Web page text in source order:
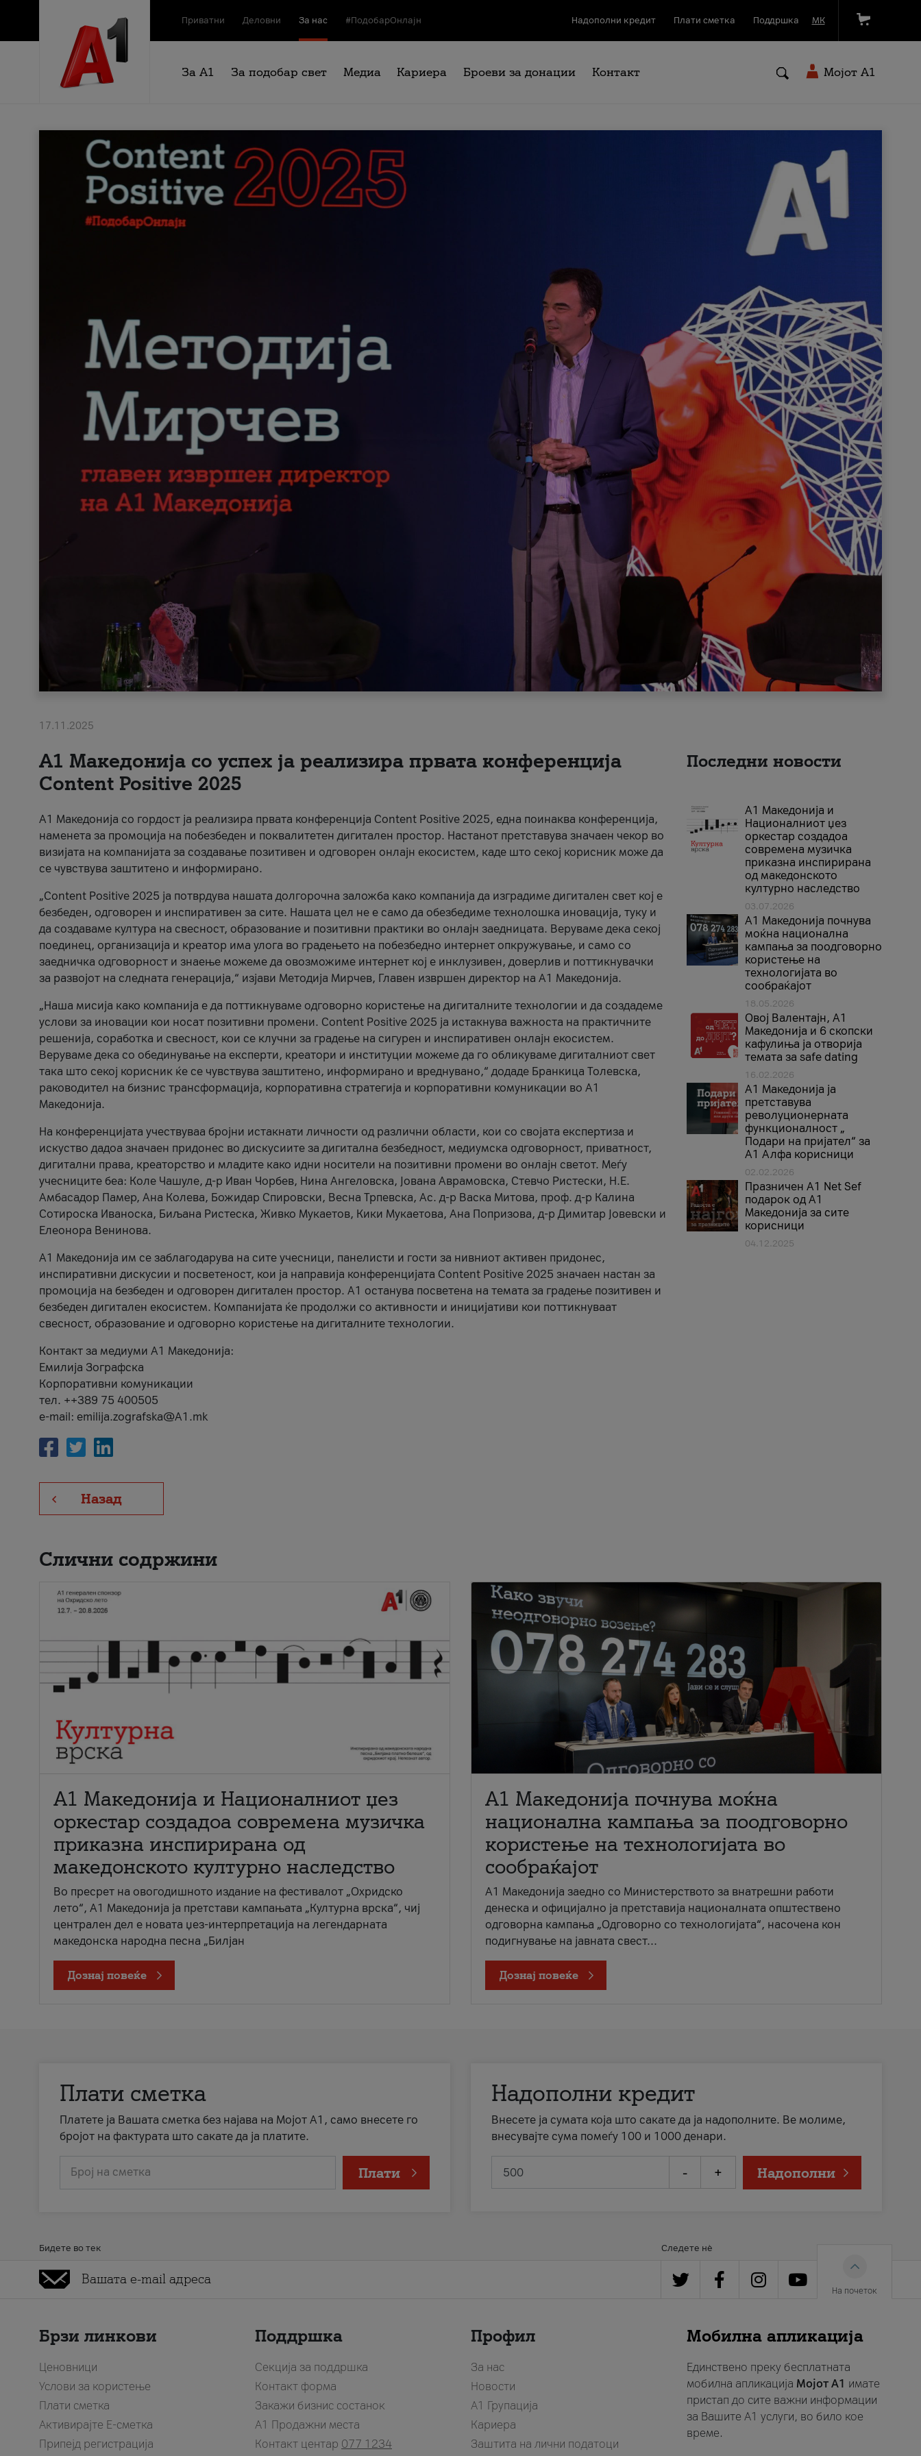
Приватни Деловни За нас #ПодобарОнлајн Надополни кредит Плати сметка Поддршка МК
За А1 За подобар свет Медиа Кариера Броеви за донации Контакт Мојот A1
17.11.2025
А1 Македонија со успех ја реализира првата конференција
Content Positive 2025
А1 Македонија со гордост ја реализира првата конференција Content Positive 2025, една поинаква конференција,
наменета за промоција на побезбеден и поквалитетен дигитален простор. Настанот претставува значаен чекор во
визијата на компанијата за создавање позитивен и одговорен онлајн екосистем, каде што секој корисник може да
се чувствува заштитено и информирано.
„Content Positive 2025 ја потврдува нашата долгорочна заложба како компанија да изградиме дигитален свет кој е
безбеден, одговорен и инспиративен за сите. Нашата цел не е само да обезбедиме технолошка иновација, туку и
да создаваме култура на свесност, образование и позитивни практики во онлајн заедницата. Веруваме дека секој
поединец, организација и креатор има улога во градењето на побезбедно интернет опкружување, и само со
заедничка одговорност и знаење можеме да овозможиме интернет кој е инклузивен, доверлив и поттикнувачки
за развојот на следната генерација,“ изјави Методија Мирчев, Главен извршен директор на А1 Македонија.
„Наша мисија како компанија е да поттикнуваме одговорно користење на дигиталните технологии и да создадеме
услови за иновации кои носат позитивни промени. Content Positive 2025 ја истакнува важноста на практичните
решенија, соработка и свесност, кои се клучни за градење на сигурен и инспиративен онлајн екосистем.
Веруваме дека со обединување на експерти, креатори и институции можеме да го обликуваме дигиталниот свет
така што секој корисник ќе се чувствува заштитено, информирано и вреднувано,“ додаде Бранкица Толевска,
раководител на бизнис трансформација, корпоративна стратегија и корпоративни комуникации во А1
Македонија.
На конференцијата учествуваа бројни истакнати личности од различни области, кои со својата експертиза и
искуство дадоа значаен придонес во дискусиите за дигитална безбедност, медиумска одговорност, приватност,
дигитални права, креаторство и младите како идни носители на позитивни промени во онлајн светот. Меѓу
учесниците беа: Коле Чашуле, д-р Иван Чорбев, Нина Ангеловска, Јована Аврамовска, Стевчо Ристески, Н.Е.
Амбасадор Памер, Ана Колева, Божидар Спировски, Весна Трпевска, Ас. д-р Васка Митова, проф. д-р Калина
Сотироска Иваноска, Биљана Ристеска, Живко Мукаетов, Кики Мукаетова, Ана Попризова, д-р Димитар Јовевски и
Елеонора Венинова.
А1 Македонија им се заблагодарува на сите учесници, панелисти и гости за нивниот активен придонес,
инспиративни дискусии и посветеност, кои ја направија конференцијата Content Positive 2025 значаен настан за
промоција на безбеден и одговорен дигитален простор. А1 останува посветена на темата за градење позитивен и
безбеден дигитален екосистем. Компанијата ќе продолжи со активности и иницијативи кои поттикнуваат
свесност, образование и одговорно користење на дигиталните технологии.
Контакт за медиуми А1 Македонија:
Емилија Зографска
Корпоративни комуникации
тел. ++389 75 400505
e-mail: emilija.zografska@A1.mk
Назад
Последни новости
А1 Македонија и
Националниот џез
оркестар создадоа
современа музичка
приказна инспирирана
од македонското
културно наследство
03.07.2026
A1 Македонија почнува
моќна национална
кампања за поодговорно
користење на
технологијата во
сообраќајот
18.05.2026
Овој Валентајн, A1
Македонија и 6 скопски
кафулиња ја отворија
темата за safe dating
16.02.2026
А1 Македонија ја
претставува
револуционерната
функционалност „
Подари на пријател“ за
А1 Алфа корисници
02.02.2026
Празничен A1 Net Sеf
подарок од А1
Македонија за сите
корисници
04.12.2025
Слични содржини
А1 Македонија и Националниот џез
оркестар создадоа современа музичка
приказна инспирирана од
македонското културно наследство
Во пресрет на овогодишното издание на фестивалот „Охридско
лето“, А1 Македонија ја претстави кампањата „Културна врска“, чиј
централен дел е новата џез-интерпретација на легендарната
македонска народна песна „Билјан
Дознај повеќе
A1 Македонија почнува моќна
национална кампања за поодговорно
користење на технологијата во
сообраќајот
A1 Македонија заедно со Министерството за внатрешни работи
денеска и официјално ја претставија националната општествено
одговорна кампања „Одговорно со технологијата“, насочена кон
подигнување на јавната свест...
Дознај повеќе
Плати сметка
Платете ја Вашата сметка без најава на Мојот А1, само внесете го
бројот на фактурата што сакате да ја платите.
Број на сметка Плати
Надополни кредит
Внесете ја сумата која што сакате да ја надополните. Ве молиме,
внесувајте сума помеѓу 100 и 1000 денари.
- + Надополни
Бидете во тек Следете нè
На почеток
Брзи линкови
Ценовници
Услови за користење
Плати сметка
Активирајте Е-сметка
Припејд регистрација
Поддршка
Секција за поддршка
Контакт форма
Закажи бизнис состанок
A1 Продажни места
Контакт центар 077 1234
Профил
За нас
Новости
А1 Групација
Кариера
Заштита на лични податоци
Мобилна апликација
Единствено преку бесплатната
мобилна апликација Мојот A1 имате
пристап до сите важни информации
за Вашите A1 услуги, во било кое
време.